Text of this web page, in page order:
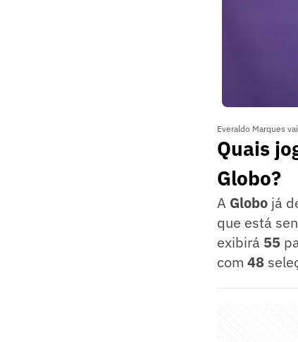
Everaldo Marques
Quais
Globo?
A Globo já
que está
exibirá 55
com 48